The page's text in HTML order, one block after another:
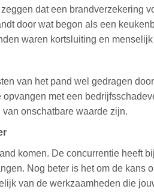
dat een brandverzekering
door wat begon als een
waren kortsluiting en
van het pand wel gedragen
met een
onschatbare waarde zijn.
komen. De concurrentie heeft
Nog beter is het om de kans
van de werkzaamheden die